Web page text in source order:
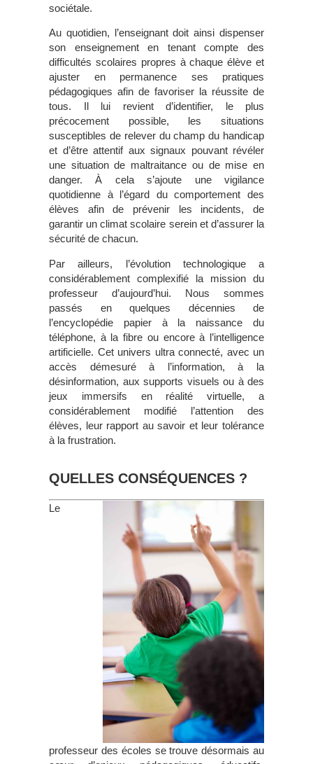
sociétale.
Au quotidien, l’enseignant doit ainsi dispenser
son enseignement en tenant compte des
difficultés scolaires propres à chaque élève et
ajuster en permanence ses pratiques
pédagogiques afin de favoriser la réussite de
tous. Il lui revient d’identifier, le plus
précocement possible, les situations
susceptibles de relever du champ du handicap
et d’être attentif aux signaux pouvant révéler
une situation de maltraitance ou de mise en
danger. À cela s’ajoute une vigilance
quotidienne à l’égard du comportement des
élèves afin de prévenir les incidents, de
garantir un climat scolaire serein et d’assurer la
sécurité de chacun.
Par ailleurs, l’évolution technologique a
considérablement complexifié la mission du
professeur d’aujourd’hui. Nous sommes
passés en quelques décennies de
l’encyclopédie papier à la naissance du
téléphone, à la fibre ou encore à l’intelligence
artificielle. Cet univers ultra connecté, avec un
accès démesuré à l’information, à la
désinformation, aux supports visuels ou à des
jeux immersifs en réalité virtuelle, a
considérablement modifié l’attention des
élèves, leur rapport au savoir et leur tolérance
à la frustration.
QUELLES CONSÉQUENCES ?
Le
professeur des écoles se trouve désormais au